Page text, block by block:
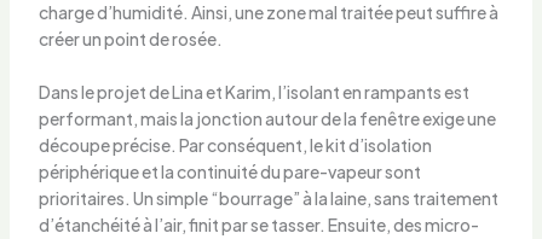
charge d’humidité. Ainsi, une zone mal traitée peut suffire à
créer un point de rosée.
Dans le projet de Lina et Karim, l’isolant en rampants est
performant, mais la jonction autour de la fenêtre exige une
découpe précise. Par conséquent, le kit d’isolation
périphérique et la continuité du pare-vapeur sont
prioritaires. Un simple “bourrage” à la laine, sans traitement
d’étanchéité à l’air, finit par se tasser. Ensuite, des micro-